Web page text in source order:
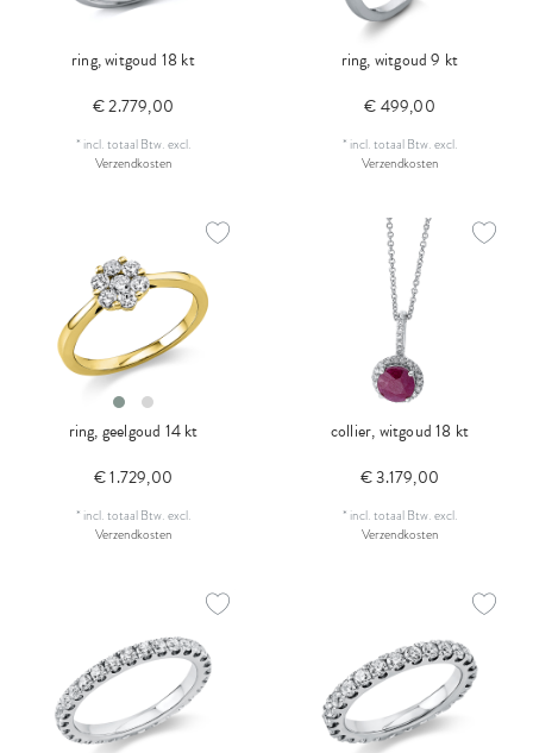
ring, witgoud 18 kt
€ 2.779,00
* incl. totaal Btw.excl.
Verzendkosten
ring, witgoud 9 kt
€ 499,00
* incl. totaal Btw.excl.
Verzendkosten
ring, geelgoud 14 kt
€ 1.729,00
* incl. totaal Btw.excl.
Verzendkosten
collier, witgoud 18 kt
€ 3.179,00
* incl. totaal Btw.excl.
Verzendkosten